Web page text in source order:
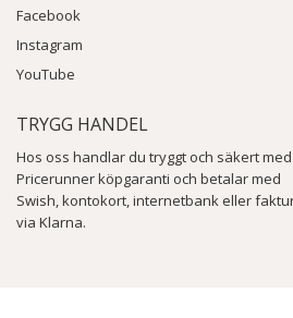
Facebook
Instagram
YouTube
TRYGG HANDEL
Hos oss handlar du tryggt och säkert med
Pricerunner köpgaranti och betalar med
Swish, kontokort, internetbank eller
via Klarna.